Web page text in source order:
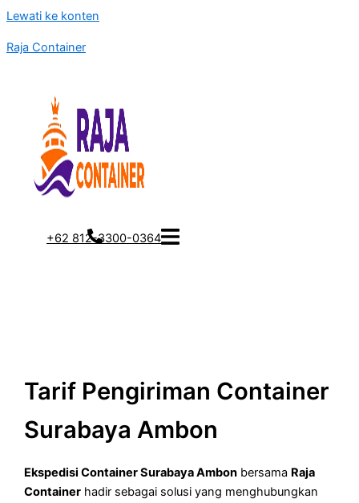
Lewati ke konten
Raja Container
+62 812-3300-0364
Tarif Pengiriman Container
Surabaya Ambon
Ekspedisi Container Surabaya Ambon bersama Raja
Container hadir sebagai solusi yang menghubungkan